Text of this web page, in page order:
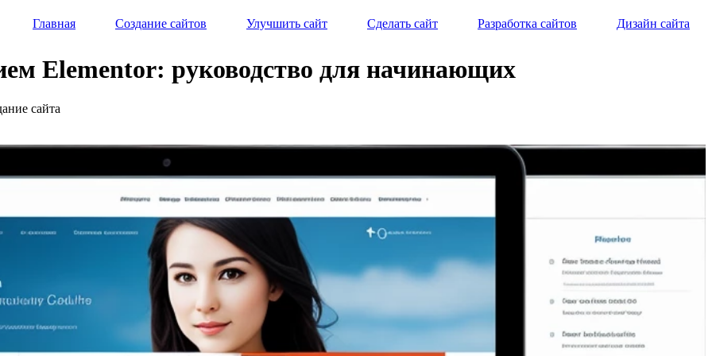
Главная Создание сайтов Улучшить сайт Сделать сайт Разработка сайтов Дизайн сайта
Elementor: руководство для начинающих
сайта